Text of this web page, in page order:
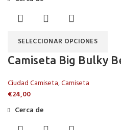
SELECCIONAR OPCIONES
Camiseta Big Bulky
Ciudad Camiseta,Camiseta
€24,00
Cerca de